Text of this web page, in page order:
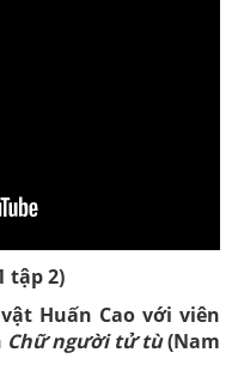
tập 2)
Huấn Cao với viên
Chữ người tử tù(Nam